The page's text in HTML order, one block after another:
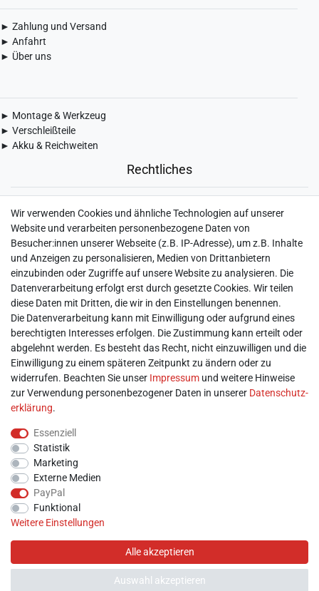
► Zahlung und Versand
► Anfahrt
► Über uns
► Montage & Werkzeug
► Verschleißteile
► Akku & Reichweiten
Rechtliches
► Impressum
► Daten­schutz­erklärung
► AGB & Kundeninformation
► Barrierefreiheitserklärung
► Batterieentsorgung
► Kontakt
Mein Konto
► Registrieren
► Login
► Warenkorb
► Zur Kasse
Wir verwenden Cookies und ähnliche Technologien auf unserer
Website und verarbeiten personenbezogene Daten von
Besucher:innen unserer Webseite (z.B. IP-Adresse), um z.B. Inhalte
und Anzeigen zu personalisieren, Medien von Drittanbietern
einzubinden oder Zugriffe auf unsere Website zu analysieren. Die
Datenverarbeitung erfolgt erst durch gesetzte Cookies. Wir teilen
diese Daten mit Dritten, die wir in den Einstellungen benennen.
Die Datenverarbeitung kann mit Einwilligung oder aufgrund eines
berechtigten Interesses erfolgen. Die Zustimmung kann erteilt oder
abgelehnt werden. Es besteht das Recht, nicht einzuwilligen und die
Einwilligung zu einem späteren Zeitpunkt zu ändern oder zu
widerrufen. Beachten Sie unser Impressum und weitere Hinweise
zur Verwendung personenbezogener Daten in unserer Daten­schutz­
erklärung.
Essenziell
Statistik
Marketing
Externe Medien
PayPal
Funktional
Weitere Einstellungen
Alle akzeptieren
Auswahl akzeptieren